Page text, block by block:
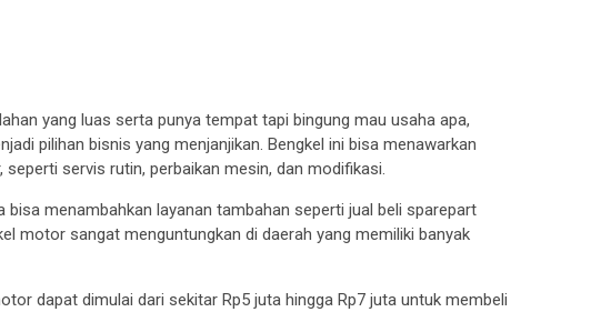
yang luas serta punya tempat tapi bingung mau usaha apa,
pilihan bisnis yang menjanjikan. Bengkel ini bisa menawarkan
servis rutin, perbaikan mesin, dan modifikasi.
bisa menambahkan layanan tambahan seperti jual beli sparepart
motor sangat menguntungkan di daerah yang memiliki banyak
dapat dimulai dari sekitar Rp5 juta hingga Rp7 juta untuk membeli